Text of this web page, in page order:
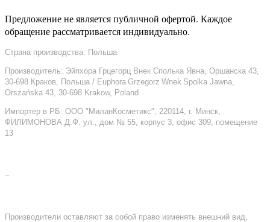
Предложение не является публичной офертой. Каждое
обращение рассматривается индивидуально.
Страна производства: Польша
Производитель: Эйпхора Грцегорц Внек Сполька Явна, Оршанска 43,
30-698 Краков, Польша / Euphora Grzegorz Wnek Spolka Jawna,
Orszańska 43, 30-698 Krakow, Poland
Импортер в РБ: ООО "МиланКосметикс", 220114, г. Минск,
ФИЛИМОНОВА Д.Ф. ул., дом № 55, корпус 3, офис 309, помещение
13
–
Производители оставляют за собой право изменять внешний вид,